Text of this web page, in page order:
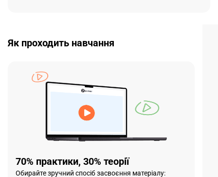
Як проходить навчання
70% практики, 30% теорії
Обирайте зручний спосіб засвоєння матеріалу: